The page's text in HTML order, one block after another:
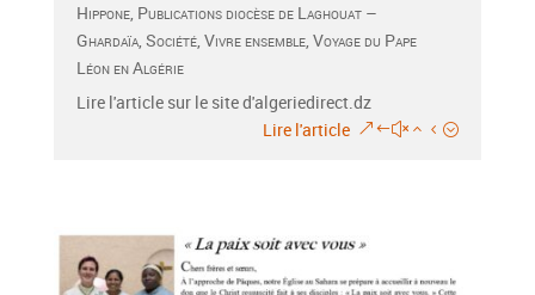
Hippone, Publications diocèse de Laghouat –
Ghardaïa,Société,Vivre ensemble,Voyage du Pape
Léon en Algérie
Lire l'article sur le site d'algeriedirect.dz
Lire l'article